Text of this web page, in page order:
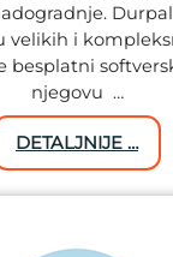
velikih i
besplatni
njegovu …
DETALJNIJE …